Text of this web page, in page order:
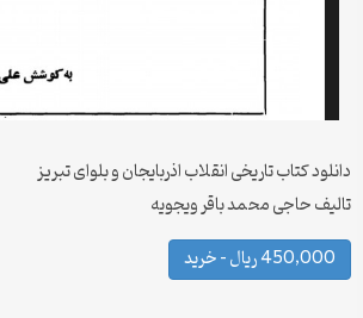
دانلود کتاب تاریخی انقلاب اذربایجان و بلوای تبریز
تالیف حاجی محمد باقر ویجویه
450,000 ریال – خرید